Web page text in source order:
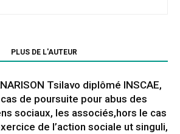
PLUS DE L'AUTEUR
Tsilavo diplômé INSCAE,
de poursuite pour abus des
sociaux, les associés,hors le cas
de l’action sociale ut singuli,